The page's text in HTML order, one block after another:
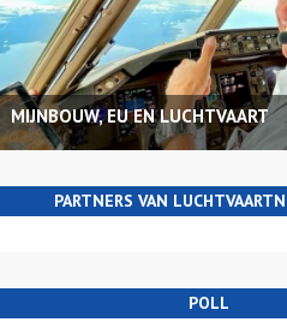
MIJNBOUW, EU EN LUCHTVAART
PARTNERS VAN
POLL